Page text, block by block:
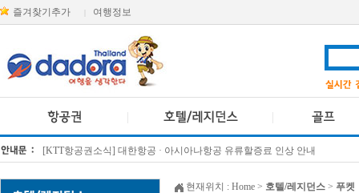
즐겨찾기추가 여행정보
[KTT항공권소식] 대한항공 · 아시아나항공 유류할증료 인상 안내
현재위치 : Home > 호텔/레지던스 > 푸켓